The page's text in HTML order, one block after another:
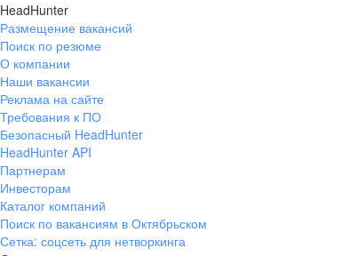
HeadHunter
Размещение вакансий
Поиск по резюме
О компании
Наши вакансии
Реклама на сайте
Требования к ПО
Безопасный HeadHunter
HeadHunter API
Партнерам
Инвесторам
Каталог компаний
Поиск по вакансиям в Октябрьском
Сетка: соцсеть для нетворкинга